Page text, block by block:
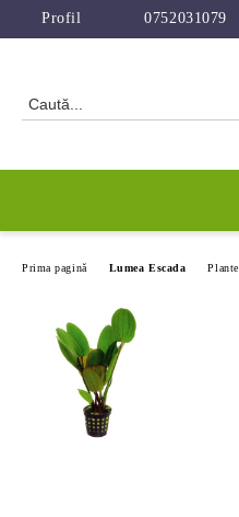
Profil 0752031079
Prima pagină Lumea Escada Plante